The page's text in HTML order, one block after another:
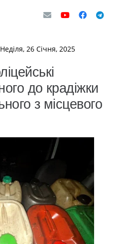
26 Січня, 2025
до крадіжки
з місцевого